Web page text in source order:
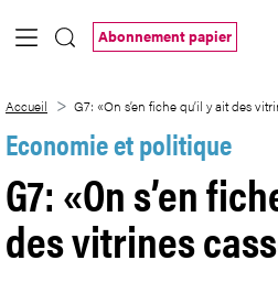
Saut au contenu principal
Abonnement papier
Accueil G7: «On s’en fiche qu’il y ait des
Economie et politique
G7: «On s’en
des vitrines